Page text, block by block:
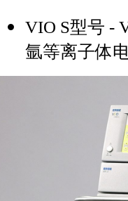
VIO S型号 -
氩等离子体